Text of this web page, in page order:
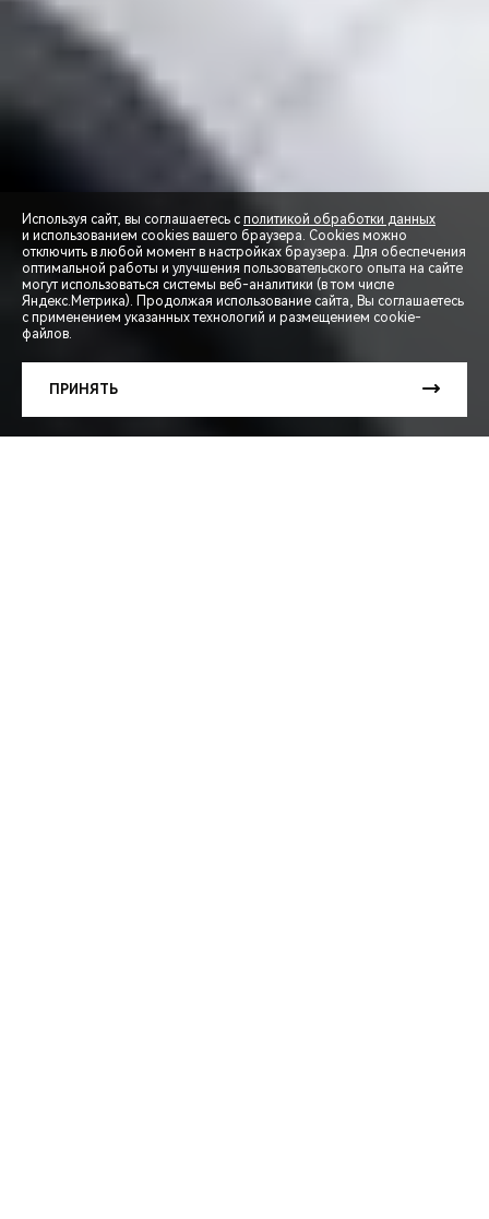
СПЕЦПРЕДЛОЖЕНИЯ
Используя сайт, вы соглашаетесь с политикой обработки данных
и использованием cookies вашего браузера. Cookies можно
отключить в любой момент в настройках браузера. Для обеспечения
оптимальной работы и улучшения пользовательского опыта на сайте
могут использоваться системы веб-аналитики (в том числе
Яндекс.Метрика). Продолжая использование сайта, Вы соглашаетесь
с применением указанных технологий и размещением cookie-
файлов.
ПРИНЯТЬ